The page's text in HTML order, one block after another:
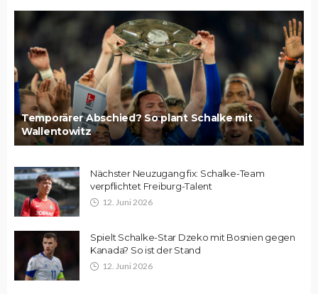
Temporärer Abschied? So plant Schalke mit
Wallentowitz
Nächster Neuzugang fix: Schalke-Team
verpflichtet Freiburg-Talent
12. Juni 2026
Spielt Schalke-Star Dzeko mit Bosnien gegen
Kanada? So ist der Stand
12. Juni 2026